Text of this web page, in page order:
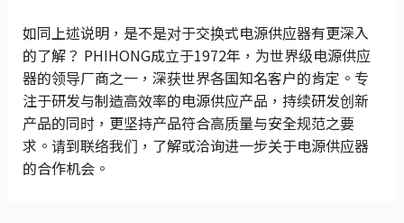
如同上述说明，是不是对于交换式电源供应器有更深入
的了解？ PHIHONG成立于1972年，为世界级电源供应
器的领导厂商之一，深获世界各国知名客户的肯定。专
注于研发与制造高效率的电源供应产品，持续研发创新
产品的同时，更坚持产品符合高质量与安全规范之要
求。请到联络我们，了解或洽询进一步关于电源供应器
的合作机会。